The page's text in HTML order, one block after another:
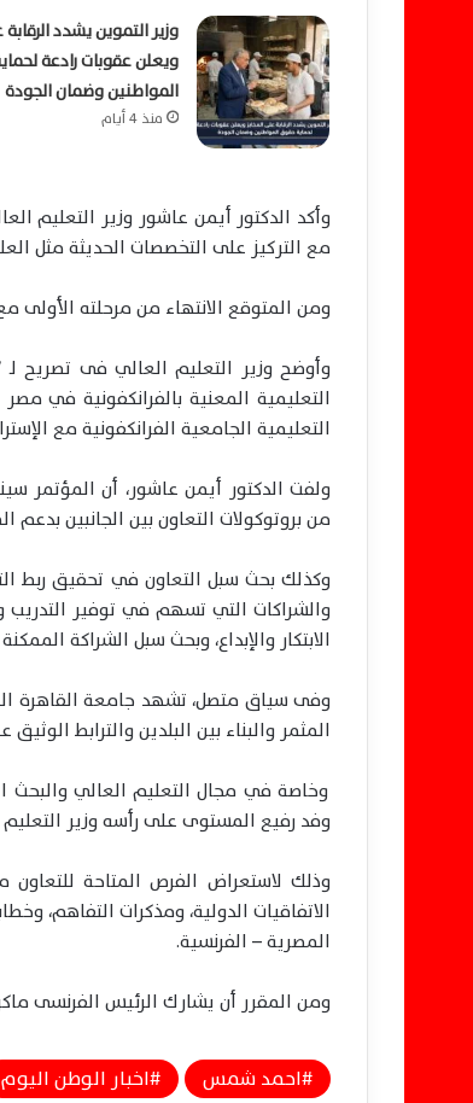
وزير التموين يشدد
ويعلن عقوبات رادعة
المواطنين وضمان الجودة
منذ 4 أيام
وأكد الدكتور أيمن عاشور وزير التعليم
مع التركيز على التخصصات الحديثة مثل
ومن المتوقع الانتهاء من مرحلته الأولى مع
وأوضح وزير التعليم العالي فى تصريح
التعليمية المعنية بالفرانكفونية في
التعليمية الجامعية الفرانكفونية مع
ولفت الدكتور أيمن عاشور، أن المؤتمر
من بروتوكولات التعاون بين الجانبين بدعم
وكذلك بحث سبل التعاون في تحقيق ربط
والشراكات التي تسهم في توفير التدريب
الابتكار والإبداع، وبحث سبل الشراكة
وفى سياق متصل، تشهد جامعة القاهرة
المثمر والبناء بين البلدين والترابط
وخاصة في مجال التعليم العالي والبحث
وفد رفيع المستوى على رأسه وزير
وذلك لاستعراض الفرص المتاحة
الاتفاقيات الدولية، ومذكرات التفاهم،
المصرية – الفرنسية.
ومن المقرر أن يشارك الرئيس الفرنسى
احمد شمس اخبار الوطن اليوم